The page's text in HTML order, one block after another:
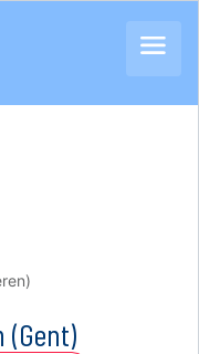
(Gent)